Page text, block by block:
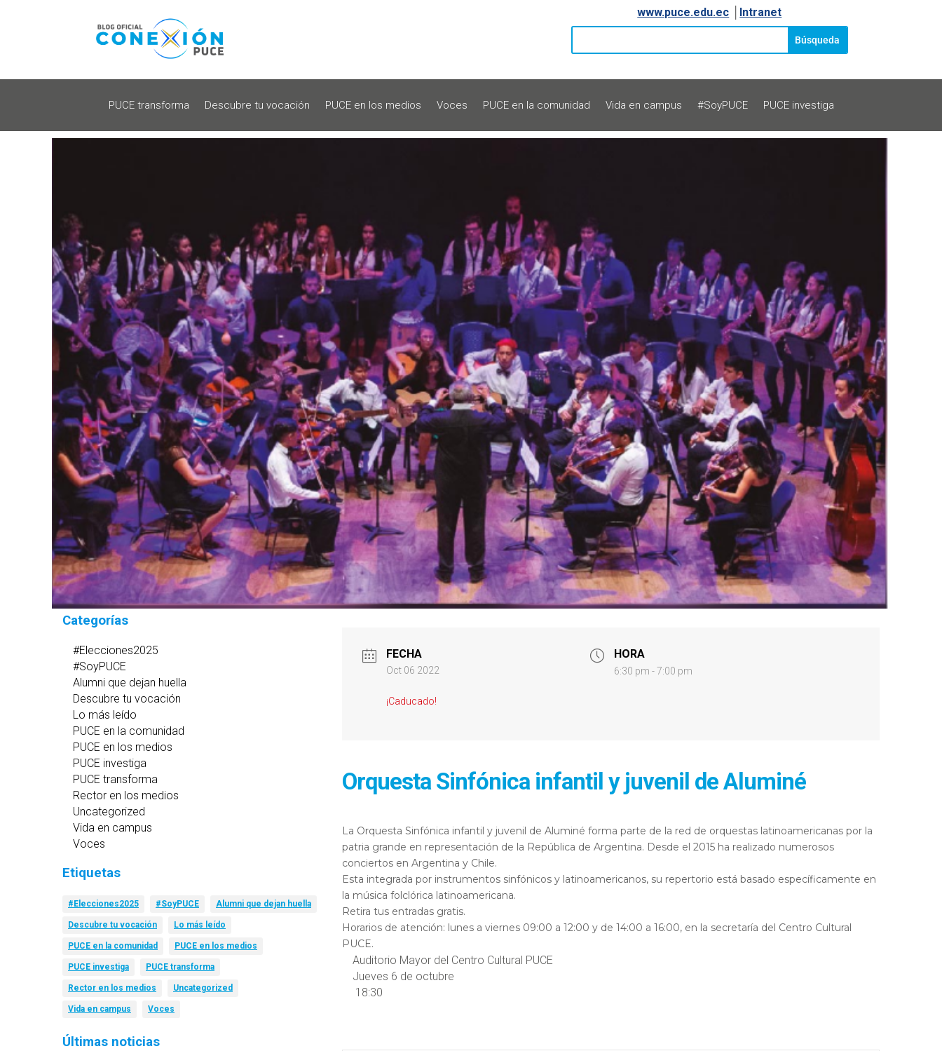
www.puce.edu.ec Intranet
PUCE transforma Descubre tu vocación PUCE en los medios Voces PUCE en la comunidad Vida en campus #SoyPUCE PUCE investiga
Categorías
#Elecciones2025
#SoyPUCE
Alumni que dejan huella
Descubre tu vocación
Lo más leído
PUCE en la comunidad
PUCE en los medios
PUCE investiga
PUCE transforma
Rector en los medios
Uncategorized
Vida en campus
Voces
Etiquetas
#Elecciones2025 #SoyPUCE Alumni que dejan huella
Descubre tu vocación Lo más leído
PUCE en la comunidad PUCE en los medios
PUCE investiga PUCE transforma
Rector en los medios Uncategorized
Vida en campus Voces
Últimas noticias
FECHA
Oct 06 2022
¡Caducado!
HORA
6:30 pm - 7:00 pm
Orquesta Sinfónica infantil y juvenil de Aluminé
La Orquesta Sinfónica infantil y juvenil de Aluminé forma parte de la red de orquestas latinoamericanas por la
patria grande en representación de la República de Argentina. Desde el 2015 ha realizado numerosos
conciertos en Argentina y Chile.
Esta integrada por instrumentos sinfónicos y latinoamericanos, su repertorio está basado específicamente en
la música folclórica latinoamericana.
Retira tus entradas gratis.
Horarios de atención: lunes a viernes 09:00 a 12:00 y de 14:00 a 16:00, en la secretaría del Centro Cultural
PUCE.
Auditorio Mayor del Centro Cultural PUCE
Jueves 6 de octubre
18:30